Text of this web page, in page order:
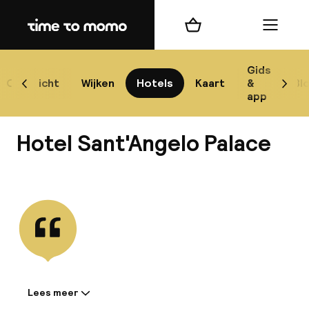
Home
Overzicht Wijken Hotels Kaart
Gids
&
app
Scroll naar links
Winkelmand Menu
Hotel Sant'Angelo Palace
Informatie gedeeld door de
Lees meer